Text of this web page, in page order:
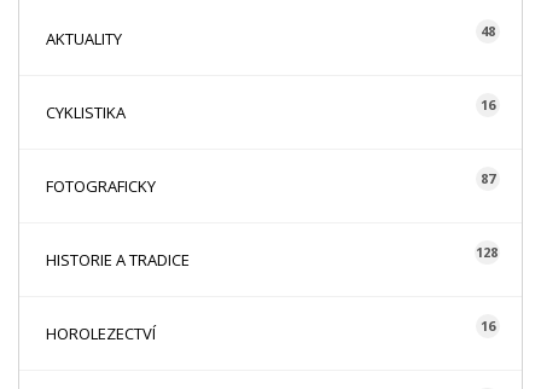
AKTUALITY 48
CYKLISTIKA 16
FOTOGRAFICKY 87
HISTORIE A TRADICE 128
HOROLEZECTVÍ 16